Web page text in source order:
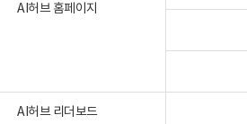
AI허브 홈페이지
AI허브 리더보드